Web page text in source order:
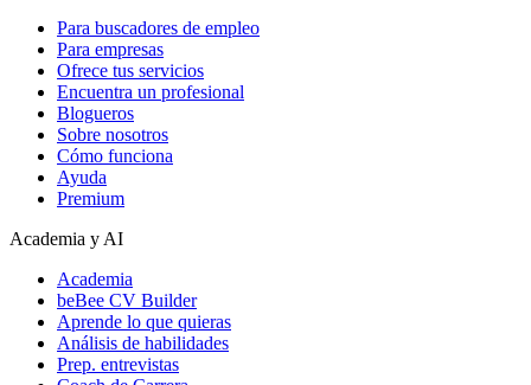
Para buscadores de empleo
Para empresas
Ofrece tus servicios
Encuentra un profesional
Blogueros
Sobre nosotros
Cómo funciona
Ayuda
Premium
Academia y AI
Academia
beBee CV Builder
Aprende lo que quieras
Análisis de habilidades
Prep. entrevistas